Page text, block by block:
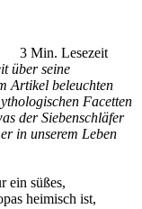
3 Min. Lesezeit
über seine
Artikel beleuchten
Facetten
der Siebenschläfer
in unserem Leben
ein süßes,
heimisch ist,